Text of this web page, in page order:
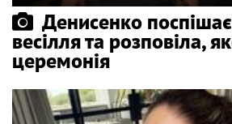
Денисенко поспішає
весілля та розповіла,
церемонія